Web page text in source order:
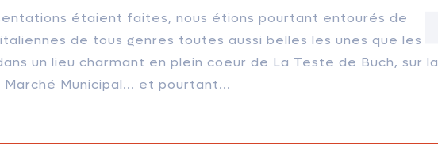
étaient faites, nous étions pourtant entourés de
de tous genres toutes aussi belles les unes que les
un lieu charmant en plein coeur de La Teste de Buch, sur la
Marché Municipal... et pourtant...